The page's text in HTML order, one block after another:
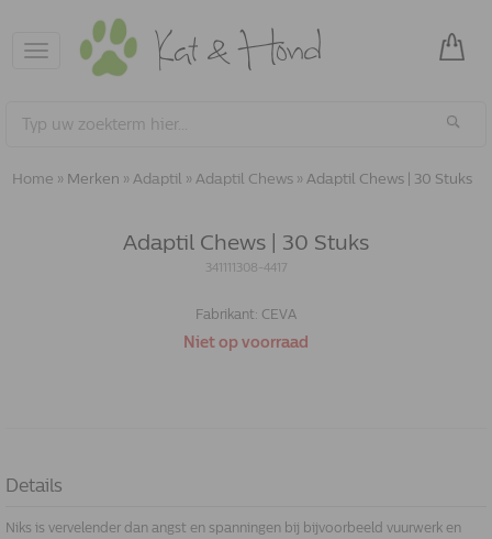
Toggle
navigation
Home » Merken » Adaptil » Adaptil Chews » Adaptil Chews | 30 Stuks
Adaptil Chews | 30 Stuks
341111308-4417
Fabrikant: CEVA
Niet op voorraad
Details
Niks is vervelender dan angst en spanningen bij bijvoorbeeld vuurwerk en